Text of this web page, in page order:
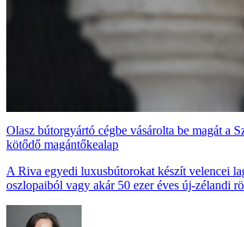
Olasz bútorgyártó cégbe vásárolta be magát a
kötődő magántőkealap
A Riva egyedi luxusbútorokat készít velencei
oszlopaiból vagy akár 50 ezer éves új-zélandi